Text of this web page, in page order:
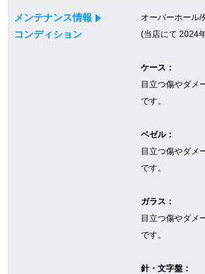
オーバーホールについて
GINZA RASINについ
GINZA RASINの中古腕時計について
メンテナンス情報
コンディション
オーバーホール/
(当店にて 2024
ケース：
目立つ傷やダメ
です。
ベゼル：
目立つ傷やダメ
です。
ガラス：
目立つ傷やダメ
です。
針・文字盤：